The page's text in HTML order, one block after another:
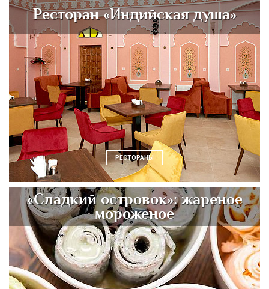
Ресторан «Индийская душа»
РЕСТОРАНЫ
«Сладкий островок»: жареное
мороженое